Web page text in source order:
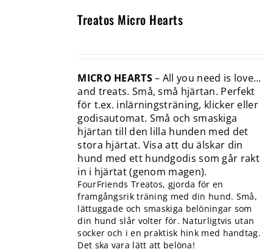
Treatos Micro Hearts
MICRO HEARTS– All you need is love...
and treats. Små, små hjärtan. Perfekt
för t.ex. inlärningsträning, klicker eller
godisautomat. Små och smaskiga
hjärtan till den lilla hunden med det
stora hjärtat. Visa att du älskar din
hund med ett hundgodis som går rakt
in i hjärtat (genom magen).
FourFriends Treatos, gjorda för en
framgångsrik träning med din hund. Små,
lättuggade och smaskiga belöningar som
din hund slår volter för. Naturligtvis utan
socker och i en praktisk hink med handtag.
Det ska vara lätt att belöna!